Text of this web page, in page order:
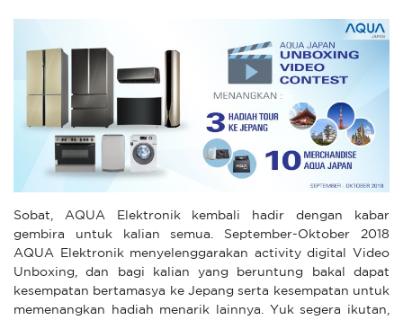
Sobat, AQUA Elektronik kembali hadir dengan kabar
gembira untuk kalian semua. September-Oktober 2018
AQUA Elektronik menyelenggarakan activity digital Video
Unboxing, dan bagi kalian yang beruntung bakal dapat
kesempatan bertamasya ke Jepang serta kesempatan untuk
memenangkan hadiah menarik lainnya. Yuk segera ikutan,